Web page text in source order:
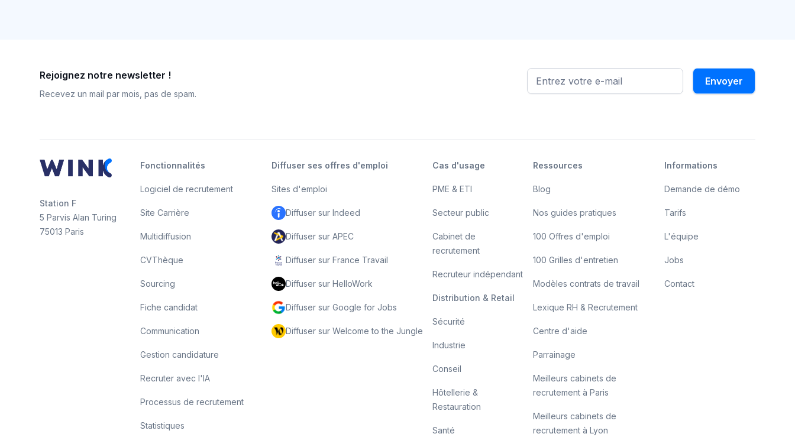
Rejoignez notre newsletter !
Recevez un mail par mois, pas de spam.
Station F
5 Parvis Alan Turing
75013 Paris
Fonctionnalités
Logiciel de recrutement
Site Carrière
Multidiffusion
CVThèque
Sourcing
Fiche candidat
Communication
Gestion candidature
Recruter avec l'IA
Processus de recrutement
Statistiques
Diffuser ses offres d'emploi
Sites d'emploi
Diffuser sur Indeed
Diffuser sur APEC
Diffuser sur France Travail
Diffuser sur HelloWork
Diffuser sur Google for Jobs
Diffuser sur Welcome to the Jungle
Cas d'usage
PME & ETI
Secteur public
Cabinet de
recrutement
Recruteur indépendant
Distribution & Retail
Sécurité
Industrie
Conseil
Hôtellerie &
Restauration
Santé
Ressources
Blog
Nos guides pratiques
100 Offres d'emploi
100 Grilles d'entretien
Modèles contrats de travail
Lexique RH & Recrutement
Centre d'aide
Parrainage
Meilleurs cabinets de
recrutement à Paris
Meilleurs cabinets de
recrutement à Lyon
Informations
Demande de démo
Tarifs
L'équipe
Jobs
Contact